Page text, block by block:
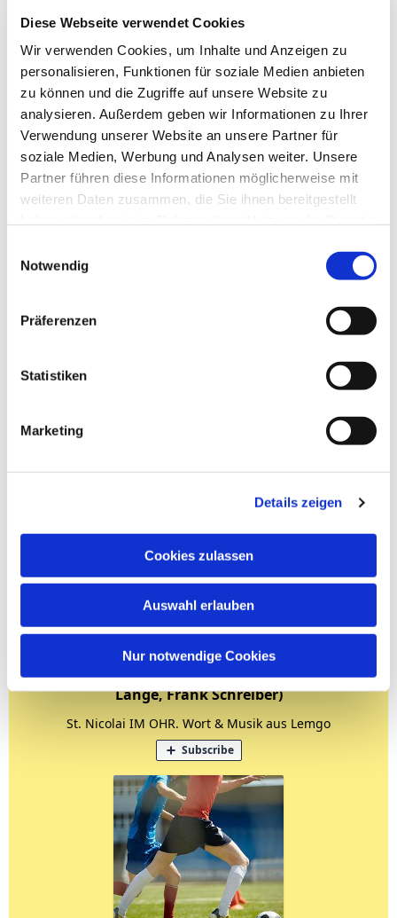
Diese Webseite verwendet Cookies
Wir verwenden Cookies, um Inhalte und Anzeigen zu
personalisieren, Funktionen für soziale Medien anbieten
zu können und die Zugriffe auf unsere Website zu
analysieren. Außerdem geben wir Informationen zu Ihrer
Verwendung unserer Website an unsere Partner für
soziale Medien, Werbung und Analysen weiter. Unsere
Partner führen diese Informationen möglicherweise mit
weiteren Daten zusammen, die Sie ihnen bereitgestellt
Notwendig
Präferenzen
Statistiken
Marketing
Details zeigen
Cookies zulassen
Auswahl erlauben
Nur notwendige Cookies
Dies könnte Sie auch
interessieren